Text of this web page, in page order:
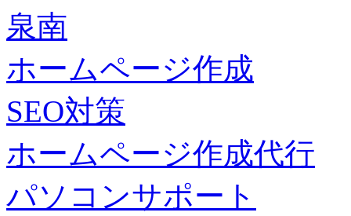
泉南
ホームページ作成
SEO対策
ホームページ作成代行
パソコンサポート